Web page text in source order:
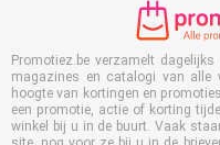
Promotiez.be verzamelt
magazines en catalogi van
hoogte van kortingen en
een promotie, actie of korting
winkel bij u in de buurt. Vaak